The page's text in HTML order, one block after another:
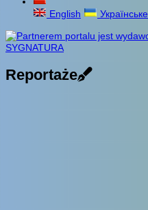
English Українське
Reportaże